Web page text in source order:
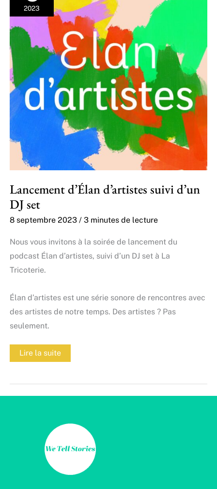
2023
Lancement d’Élan d’artistes suivi d’un
DJ set
8 septembre 2023 / 3 minutes de lecture
Nous vous invitons à la soirée de lancement du
podcast Élan d’artistes, suivi d’un DJ set à La
Tricoterie.
Élan d’artistes est une série sonore de rencontres avec
des artistes de notre temps. Des artistes ? Pas
seulement.
Lancement
d’Élan
d’un
Lire la suite